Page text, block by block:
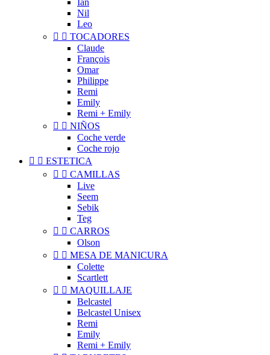
Ian
Nil
Leo
  TOCADORES
Claude
François
Omar
Philippe
Remi
Emily
Remi + Emily
  NIÑOS
Coche verde
Coche rojo
  ESTETICA
  CAMILLAS
Live
Seem
Sebik
Teg
  CARROS
Olson
  MESA DE MANICURA
Colette
Scartlett
  MAQUILLAJE
Belcastel
Belcastel Unisex
Remi
Emily
Remi + Emily